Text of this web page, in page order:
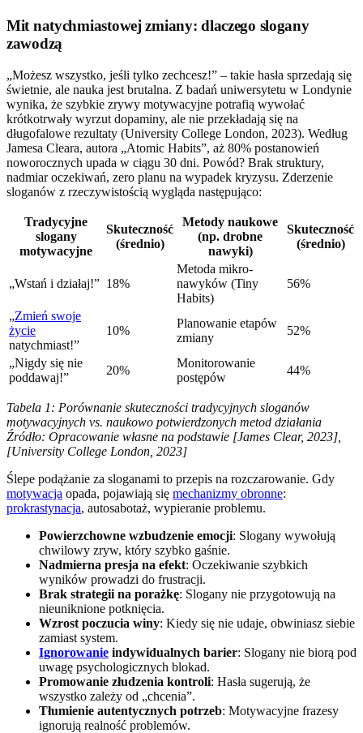
Mit natychmiastowej zmiany: dlaczego slogany
zawodzą
„Możesz wszystko, jeśli tylko zechcesz!” – takie hasła sprzedają się
świetnie, ale nauka jest brutalna. Z badań uniwersytetu w Londynie
wynika, że szybkie zrywy motywacyjne potrafią wywołać
krótkotrwały wyrzut dopaminy, ale nie przekładają się na
długofalowe rezultaty (University College London, 2023). Według
Jamesa Cleara, autora „Atomic Habits”, aż 80% postanowień
noworocznych upada w ciągu 30 dni. Powód? Brak struktury,
nadmiar oczekiwań, zero planu na wypadek kryzysu. Zderzenie
sloganów z rzeczywistością wygląda następująco:
Tradycyjne
slogany
motywacyjne
Skuteczność
(średnio)
Metody naukowe
(np. drobne
nawyki)
Skuteczność
(średnio)
„Wstań i działaj!” 18%
Metoda mikro-
nawyków (Tiny
Habits)
56%
„Zmień swoje
życie
natychmiast!”
10%
Planowanie etapów
zmiany
52%
„Nigdy się nie
poddawaj!”
20%
Monitorowanie
postępów
44%
Tabela 1: Porównanie skuteczności tradycyjnych sloganów
motywacyjnych vs. naukowo potwierdzonych metod działania
Źródło: Opracowanie własne na podstawie [James Clear, 2023],
[University College London, 2023]
Ślepe podążanie za sloganami to przepis na rozczarowanie. Gdy
motywacja opada, pojawiają się mechanizmy obronne:
prokrastynacja, autosabotaż, wypieranie problemu.
Powierzchowne wzbudzenie emocji: Slogany wywołują
chwilowy zryw, który szybko gaśnie.
Nadmierna presja na efekt: Oczekiwanie szybkich
wyników prowadzi do frustracji.
Brak strategii na porażkę: Slogany nie przygotowują na
nieuniknione potknięcia.
Wzrost poczucia winy: Kiedy się nie udaje, obwiniasz siebie
zamiast system.
Ignorowanie indywidualnych barier: Slogany nie biorą pod
uwagę psychologicznych blokad.
Promowanie złudzenia kontroli: Hasła sugerują, że
wszystko zależy od „chcenia”.
Tłumienie autentycznych potrzeb: Motywacyjne frazesy
ignorują realność problemów.